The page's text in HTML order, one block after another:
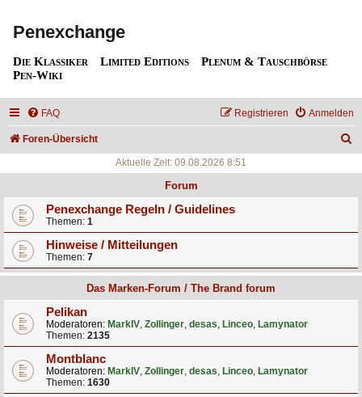
Penexchange
Die Klassiker Limited Editions
Plenum & Tauschbörse
Pen-Wiki
FAQ Anmelden
Registrieren
Foren-Übersicht
Aktuelle Zeit: 09.08.2026 8:51
Forum
Penexchange Regeln / Guidelines
Themen: 1
Hinweise / Mitteilungen
Themen: 7
Das Marken-Forum / The Brand forum
Pelikan
Moderatoren: MarkIV, Zollinger, desas, Linceo, Lamynator
Themen: 2135
Montblanc
Moderatoren: MarkIV, Zollinger, desas, Linceo, Lamynator
Themen: 1630